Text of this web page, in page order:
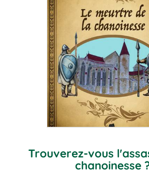
Trouverez-vous
chanoinesse